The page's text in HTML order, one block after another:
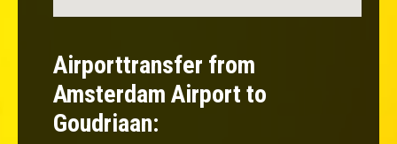
Airporttransfer from
Amsterdam Airport to
Goudriaan: